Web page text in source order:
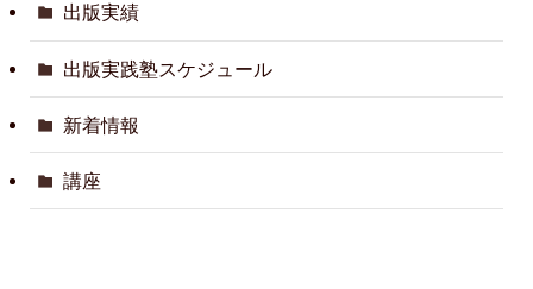
出版実績
出版実践塾スケジュール
新着情報
講座